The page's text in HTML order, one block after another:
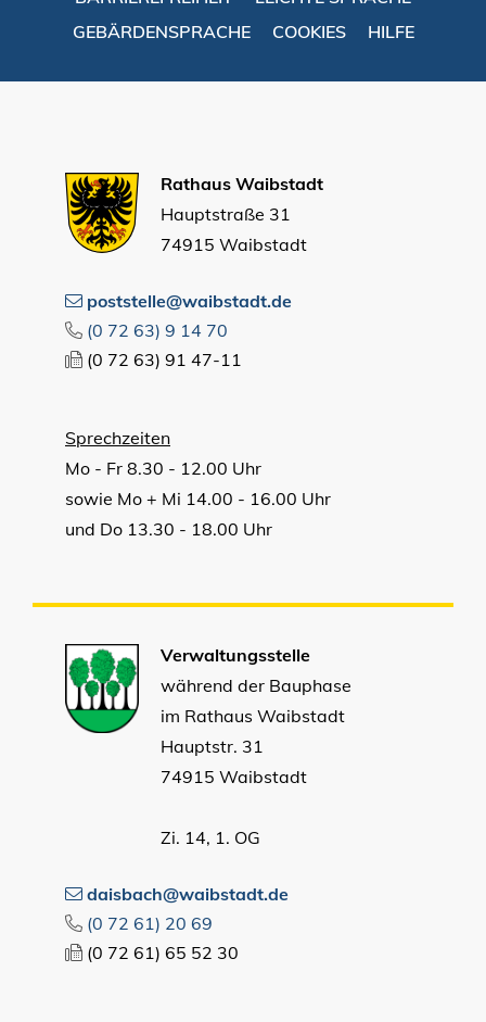
GEBÄRDENSPRACHE
COOKIES HILFE
Rathaus Waibstadt
Hauptstraße 31
74915 Waibstadt
poststelle@waibstadt.de
(0 72 63) 9 14 70
(0 72 63) 91 47-11
Sprechzeiten
Mo - Fr 8.30 - 12.00 Uhr
sowie Mo + Mi 14.00 - 16.00 Uhr
und Do 13.30 - 18.00 Uhr
Verwaltungsstelle
während der Bauphase
im Rathaus Waibstadt
Hauptstr. 31
74915 Waibstadt
Zi. 14, 1. OG
daisbach@waibstadt.de
(0 72 61) 20 69
(0 72 61) 65 52 30